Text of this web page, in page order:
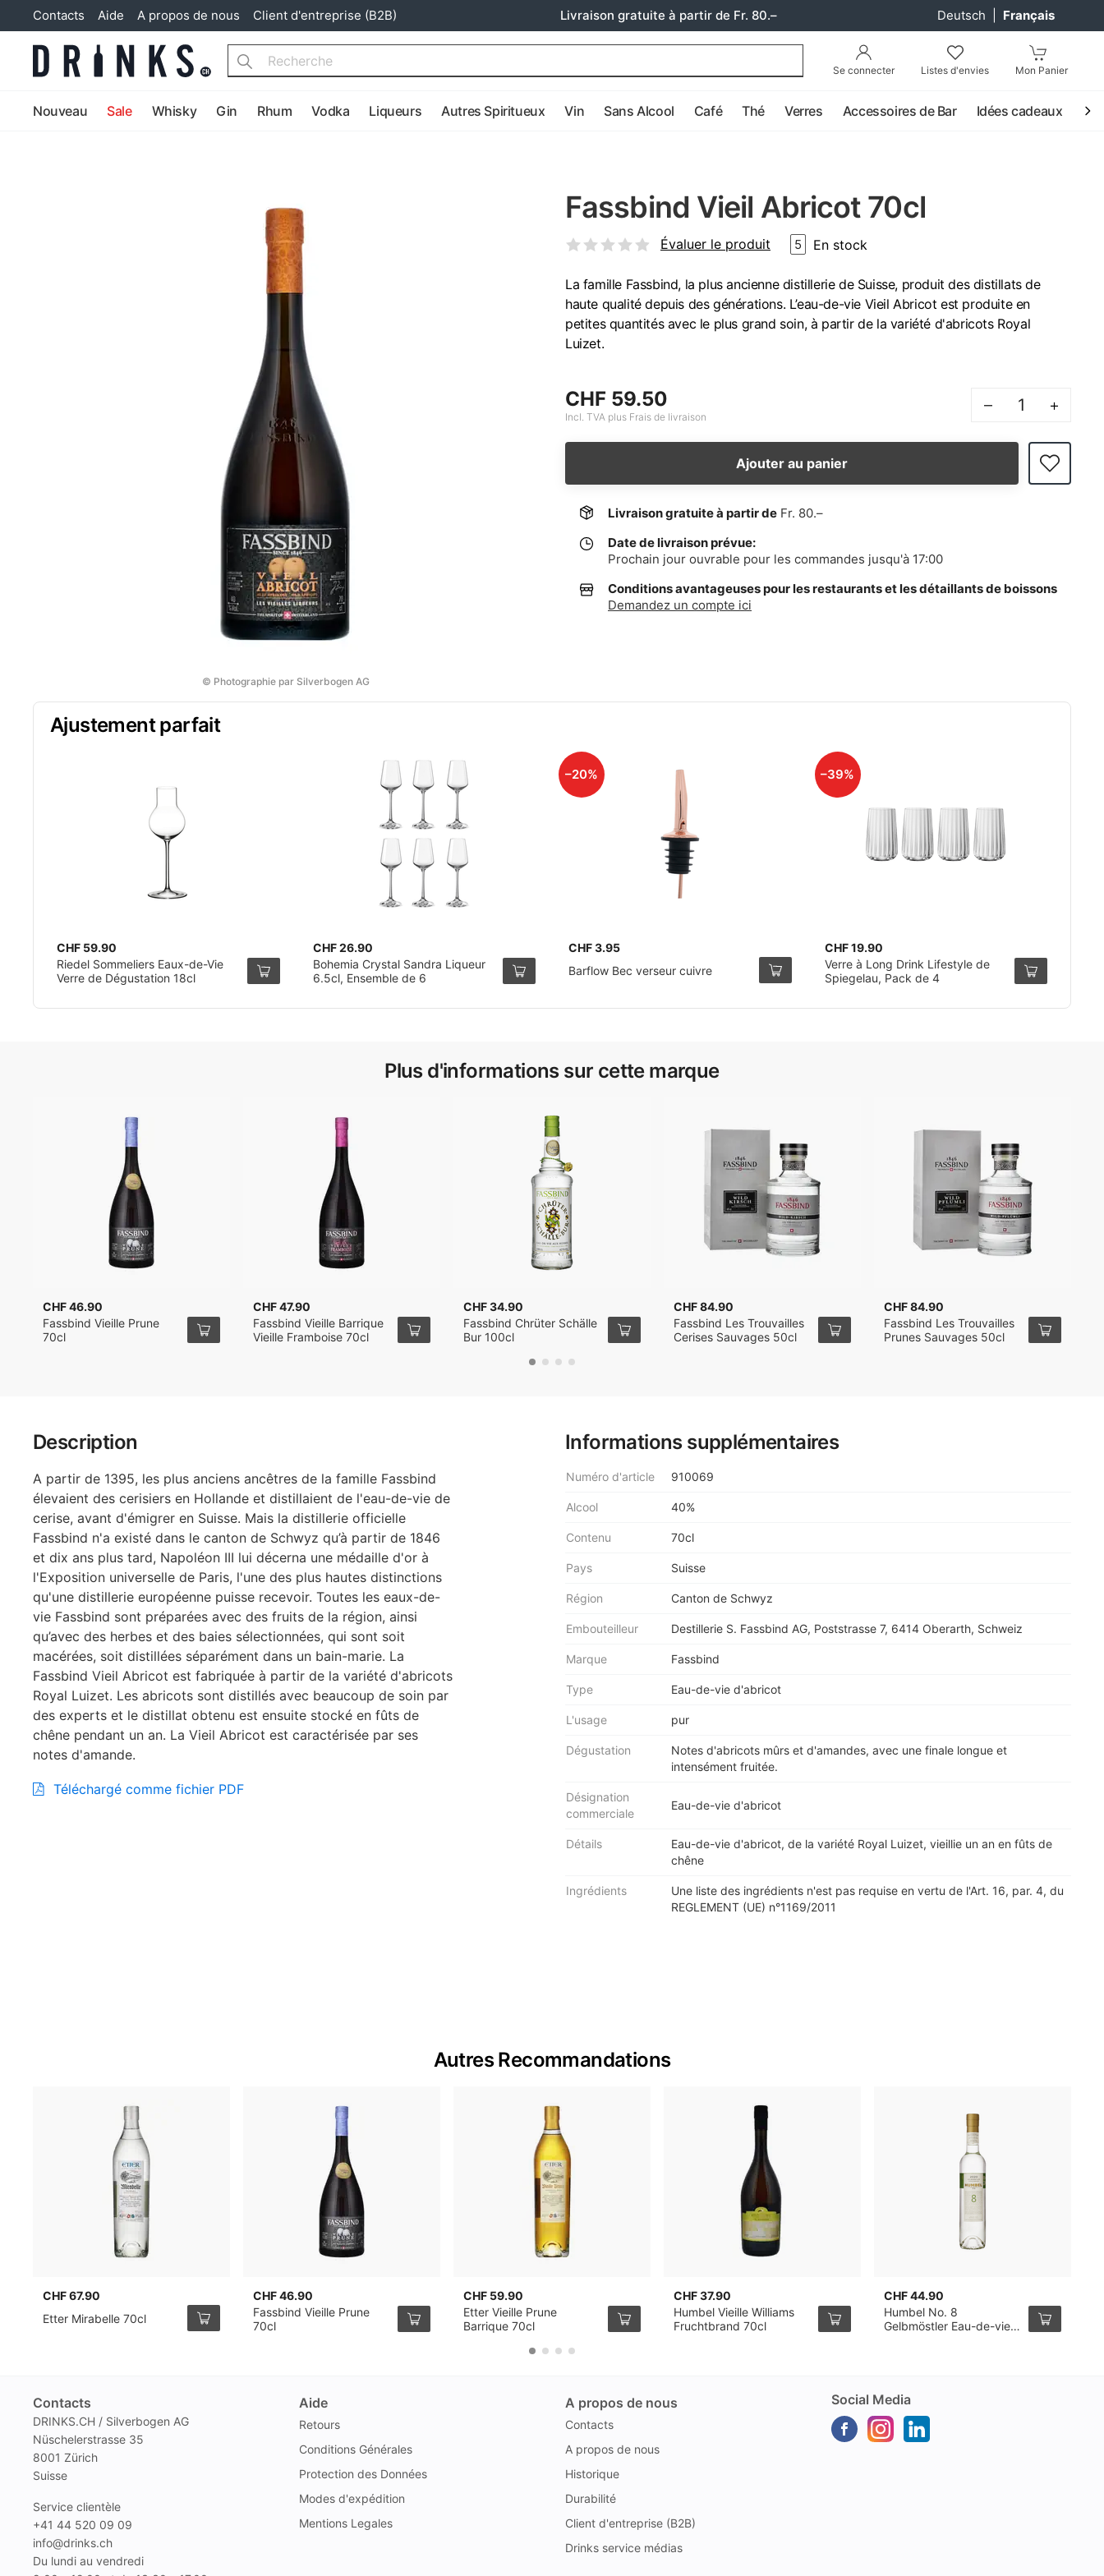
Contacts Aide A propos de nous Client d'entreprise (B2B) Livraison gratuite à partir de Fr. 80.– Deutsch Français
Se connecter Listes d'envies Mon Panier
Search
Nouveau Sale Whisky Gin Rhum Vodka Liqueurs Autres Spiritueux Vin Sans Alcool Café Thé Verres Accessoires de Bar Idées cadeaux
© Photographie par Silverbogen AG
Fassbind Vieil Abricot 70cl
Évaluer le produit 5 En stock
La famille Fassbind, la plus ancienne distillerie de Suisse, produit des distillats de
haute qualité depuis des générations. L’eau-de-vie Vieil Abricot est produite en
petites quantités avec le plus grand soin, à partir de la variété d'abricots Royal
Luizet.
CHF 59.50
Incl. TVA plus Frais de livraison
– +
Ajouter au panier
Livraison gratuite à partir de Fr. 80.–
Date de livraison prévue:
Prochain jour ouvrable pour les commandes jusqu'à 17:00
Conditions avantageuses pour les restaurants et les détaillants de boissons
Demandez un compte ici
Ajustement parfait
CHF 59.90
Riedel Sommeliers Eaux-de-Vie
Verre de Dégustation 18cl
CHF 26.90
Bohemia Crystal Sandra Liqueur
6.5cl, Ensemble de 6
–20%
CHF 3.95
Barflow Bec verseur cuivre
–39%
CHF 19.90
Verre à Long Drink Lifestyle de
Spiegelau, Pack de 4
Description
A partir de 1395, les plus anciens ancêtres de la famille Fassbind
élevaient des cerisiers en Hollande et distillaient de l'eau-de-vie de
cerise, avant d'émigrer en Suisse. Mais la distillerie officielle
Fassbind n'a existé dans le canton de Schwyz qu’à partir de 1846
et dix ans plus tard, Napoléon III lui décerna une médaille d'or à
l'Exposition universelle de Paris, l'une des plus hautes distinctions
qu'une distillerie européenne puisse recevoir. Toutes les eaux-de-
vie Fassbind sont préparées avec des fruits de la région, ainsi
qu’avec des herbes et des baies sélectionnées, qui sont soit
macérées, soit distillées séparément dans un bain-marie. La
Fassbind Vieil Abricot est fabriquée à partir de la variété d'abricots
Royal Luizet. Les abricots sont distillés avec beaucoup de soin par
des experts et le distillat obtenu est ensuite stocké en fûts de
chêne pendant un an. La Vieil Abricot est caractérisée par ses
notes d'amande.
Téléchargé comme fichier PDF
Informations supplémentaires
Numéro d'article 910069
Alcool 40%
Contenu 70cl
Pays Suisse
Région Canton de Schwyz
Embouteilleur Destillerie S. Fassbind AG, Poststrasse 7, 6414 Oberarth, Schweiz
Marque Fassbind
Type Eau-de-vie d'abricot
L'usage pur
Dégustation
Notes d'abricots mûrs et d'amandes, avec une finale longue et
intensément fruitée.
Désignation
commerciale
Eau-de-vie d'abricot
Détails
Eau-de-vie d'abricot, de la variété Royal Luizet, vieillie un an en fûts de
chêne
Ingrédients
Une liste des ingrédients n'est pas requise en vertu de l'Art. 16, par. 4, du
REGLEMENT (UE) n°1169/2011
Plus d'informations sur cette marque
CHF 46.90
Fassbind Vieille Prune
70cl
CHF 47.90
Fassbind Vieille Barrique
Vieille Framboise 70cl
CHF 34.90
Fassbind Chrüter Schälle
Bur 100cl
CHF 84.90
Fassbind Les Trouvailles
Cerises Sauvages 50cl
CHF 84.90
Fassbind Les Trouvailles
Prunes Sauvages 50cl
Autres Recommandations
CHF 67.90
Etter Mirabelle 70cl
CHF 46.90
Fassbind Vieille Prune
70cl
CHF 59.90
Etter Vieille Prune
Barrique 70cl
CHF 37.90
Humbel Vieille Williams
Fruchtbrand 70cl
CHF 44.90
Humbel No. 8
Gelbmöstler Eau-de-vie
Contacts
DRINKS.CH / Silverbogen AG
Nüschelerstrasse 35
8001 Zürich
Suisse
Service clientèle
+41 44 520 09 09
info@drinks.ch
Du lundi au vendredi
Aide
Retours
Conditions Générales
Protection des Données
Modes d'expédition
Mentions Legales
A propos de nous
Contacts
A propos de nous
Historique
Durabilité
Client d'entreprise (B2B)
Drinks service médias
Social Media